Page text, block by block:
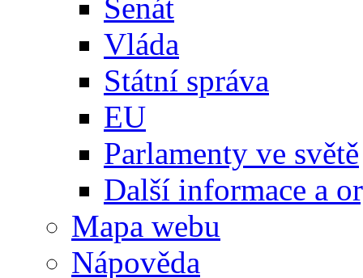
Senát
Vláda
Státní správa
EU
Parlamenty ve světě
Další informace a
Mapa webu
Nápověda